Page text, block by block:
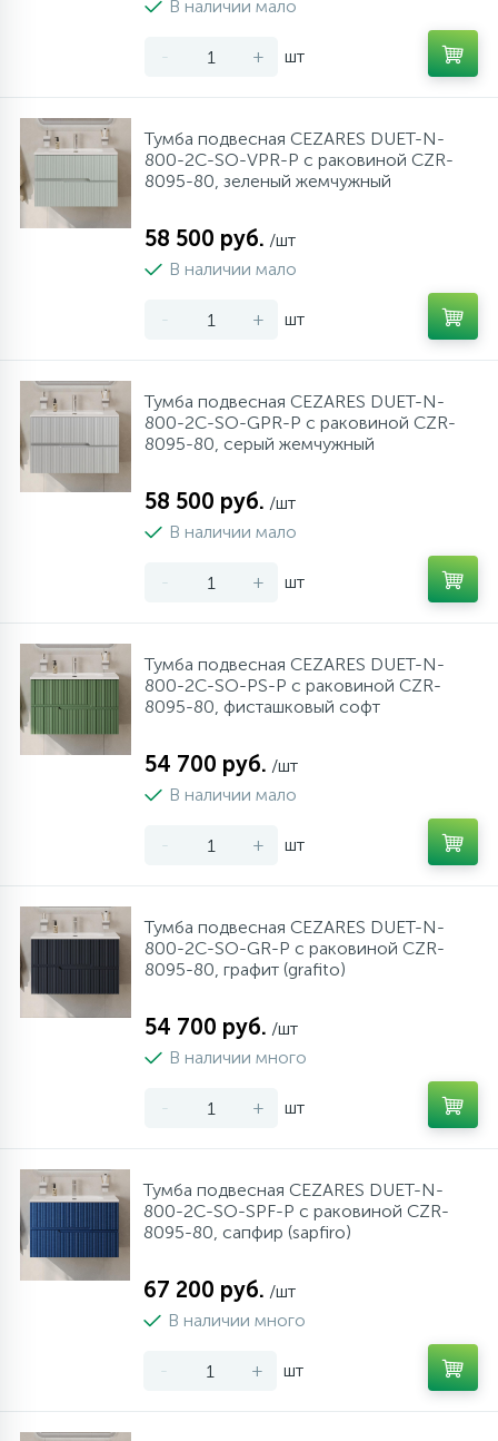
Возврат товара
Ручные души
Верхние души
Дополнительные аксессуары
60
Душевые стойки
Душевые гарнитуры
Напольные смесители
В наличии мало
- + шт
Тумба подвесная CEZARES DUET-N-
800-2C-SO-VPR-P с раковиной CZR-
8095-80, зеленый жемчужный
58 500 руб. /шт
В наличии мало
- + шт
Тумба подвесная CEZARES DUET-N-
800-2C-SO-GPR-P с раковиной CZR-
8095-80, серый жемчужный
58 500 руб. /шт
В наличии мало
- + шт
Тумба подвесная CEZARES DUET-N-
800-2C-SO-PS-P с раковиной CZR-
8095-80, фисташковый софт
54 700 руб. /шт
В наличии мало
- + шт
Тумба подвесная CEZARES DUET-N-
800-2C-SO-GR-P с раковиной CZR-
8095-80, графит (grafito)
54 700 руб. /шт
В наличии много
- + шт
Тумба подвесная CEZARES DUET-N-
800-2C-SO-SPF-P с раковиной CZR-
8095-80, сапфир (sapfiro)
67 200 руб. /шт
В наличии много
- + шт